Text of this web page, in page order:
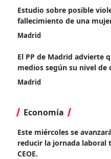
Estudio sobre posible
fallecimiento de una
Madrid
El PP de Madrid advierte
medios según su nivel de
Madrid
Economía
Este miércoles se
reducir la jornada laboral
CEOE.